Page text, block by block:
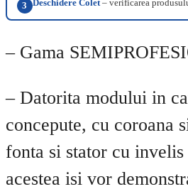
3 Deschidere Colet– verificarea
– Gama
– Datorita modului in
concepute, cu coroana
fonta si stator cu invelis
acestea isi vor